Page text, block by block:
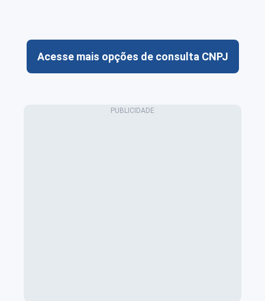
Acesse mais opções de consulta CNPJ